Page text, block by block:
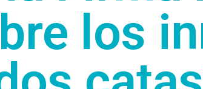
los